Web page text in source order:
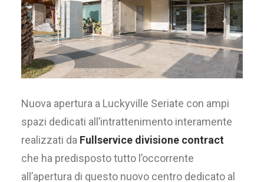
Nuova apertura a Luckyville Seriate con ampi
spazi dedicati all’intrattenimento interamente
realizzati da Fullservice divisione contract
che ha predisposto tutto l’occorrente
all’apertura di questo nuovo centro dedicato al